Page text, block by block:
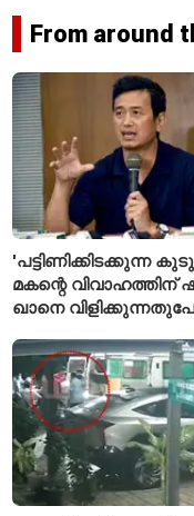
From around
'പട്ടിണിക്കിടക്കുന്ന
മകന്റെ വിവാഹത്തിന്
ഖാനെ